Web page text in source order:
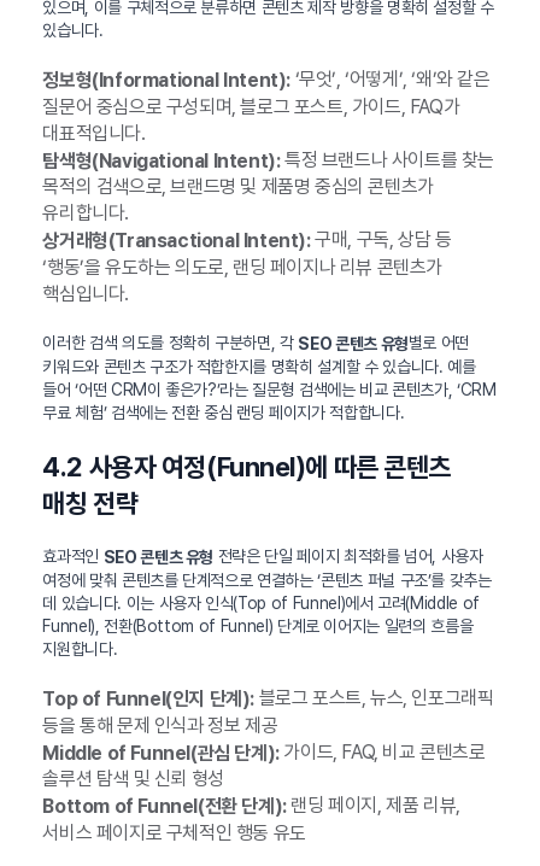
있으며, 이를 구체적으로 분류하면 콘텐츠 제작 방향을 명확히 설정할 수
있습니다.
정보형(Informational Intent):‘무엇’, ‘어떻게’, ‘왜’와 같은
질문어 중심으로 구성되며, 블로그 포스트, 가이드, FAQ가
대표적입니다.
탐색형(Navigational Intent):특정 브랜드나 사이트를 찾는
목적의 검색으로, 브랜드명 및 제품명 중심의 콘텐츠가
유리합니다.
상거래형(Transactional Intent):구매, 구독, 상담 등
‘행동’을 유도하는 의도로, 랜딩 페이지나 리뷰 콘텐츠가
핵심입니다.
이러한 검색 의도를 정확히 구분하면, 각 SEO 콘텐츠 유형별로 어떤
키워드와 콘텐츠 구조가 적합한지를 명확히 설계할 수 있습니다. 예를
들어 ‘어떤 CRM이 좋은가?’라는 질문형 검색에는 비교 콘텐츠가, ‘CRM
무료 체험’ 검색에는 전환 중심 랜딩 페이지가 적합합니다.
4.2 사용자 여정(Funnel)에 따른 콘텐츠
매칭 전략
효과적인 SEO 콘텐츠 유형 전략은 단일 페이지 최적화를 넘어, 사용자
여정에 맞춰 콘텐츠를 단계적으로 연결하는 ‘콘텐츠 퍼널 구조’를 갖추는
데 있습니다. 이는 사용자 인식(Top of Funnel)에서 고려(Middle of
Funnel), 전환(Bottom of Funnel) 단계로 이어지는 일련의 흐름을
지원합니다.
Top of Funnel(인지 단계):블로그 포스트, 뉴스, 인포그래픽
등을 통해 문제 인식과 정보 제공
Middle of Funnel(관심 단계):가이드, FAQ, 비교 콘텐츠로
솔루션 탐색 및 신뢰 형성
Bottom of Funnel(전환 단계):랜딩 페이지, 제품 리뷰,
서비스 페이지로 구체적인 행동 유도